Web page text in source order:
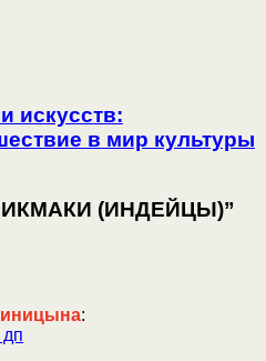
искусств:
в мир культуры
(ИНДЕЙЦЫ)”
: